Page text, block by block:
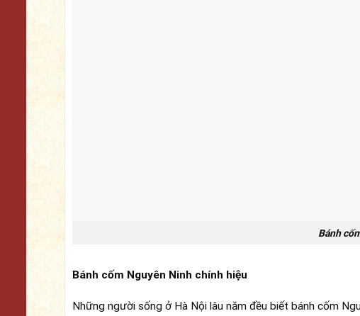
Bánh
Bánh cốm Nguyên Ninh chính hiệu
Những người sống ở Hà Nội lâu năm đều biết bánh cốm